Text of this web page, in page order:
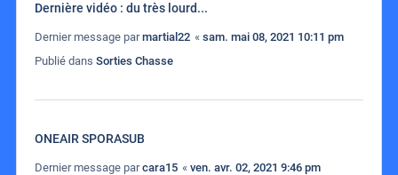
Dernière vidéo : du très lourd...
Dernier message parmartial22 « sam. mai 08, 2021 10:11 pm
Publié dans Sorties Chasse
ONEAIR SPORASUB
Dernier message parcara15 « ven. avr. 02, 2021 9:46 pm